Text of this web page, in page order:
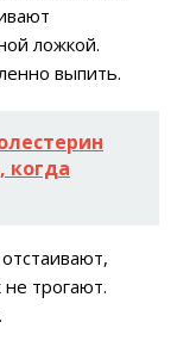
ложкой.
выпить.
когда
трогают.